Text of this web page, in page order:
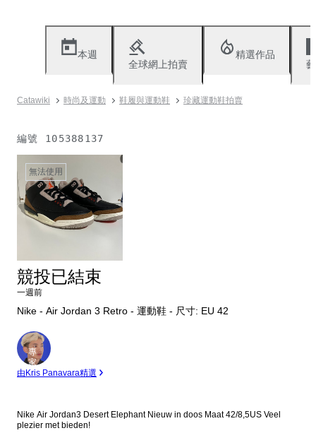
本週
全球網上拍賣
精選作品
Catawiki 時尚及運動 鞋履與運動鞋 珍藏運動鞋拍賣
編號 105388137
無法使用
競投已結束
一週前
Nike - Air Jordan 3 Retro - 運動鞋 - 尺寸: EU 42
專
家
由Kris Panavara精選
Nike Air Jordan3 Desert Elephant Nieuw in doos Maat 42/8,5US Veel
plezier met bieden!